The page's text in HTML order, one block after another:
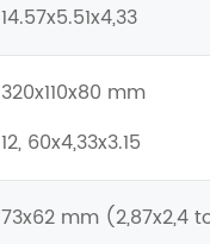
14.57x5.51x4,33
320x110x80 mm
12, 60x4,33x3.15
73x62 mm (2,87x2,4